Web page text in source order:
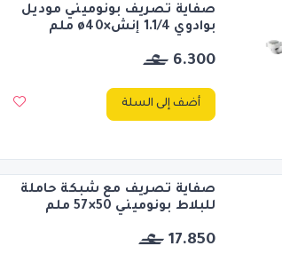
صفاية تصريف بونوميني موديل
بوادوي 1.1/4 إنش×ø40 ملم
6.300
أضف إلى السلة
صفاية تصريف مع شبكة حاملة
للبلاط بونوميني 50×57 ملم
17.850